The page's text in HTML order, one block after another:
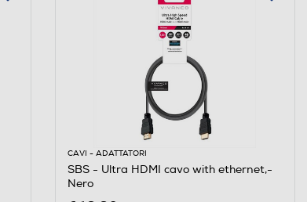
CAVI - ADATTATORI
SBS - Ultra HDMI cavo with ethernet,-
Nero